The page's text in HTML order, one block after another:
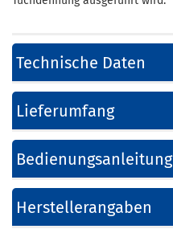
Technische Daten
Lieferumfang
Bedienungsanleitung
Herstellerangaben